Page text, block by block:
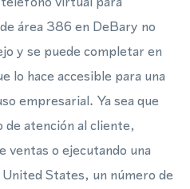
área 386 en DeBary no
y se puede completar en
lo hace accesible para una
empresarial. Ya sea que
atención al cliente,
ventas o ejecutando una
States, un número de